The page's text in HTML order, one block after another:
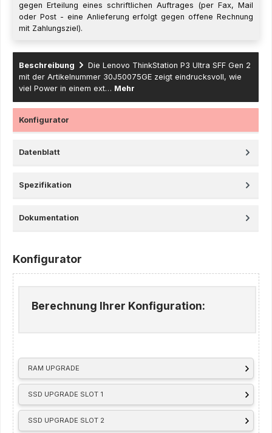
gegen Erteilung eines schriftlichen Auftrages (per Fax, Mail
oder Post - eine Anlieferung erfolgt gegen offene Rechnung
mit Zahlungsziel).
Beschreibung
Die Lenovo ThinkStation P3 Ultra SFF Gen 2
mit der Artikelnummer 30J50075GE zeigt eindrucksvoll, wie
viel Power in einem ext… Mehr
Konfigurator
Datenblatt
Spezifikation
Dokumentation
Konfigurator
RAM UPGRADE
SSD UPGRADE SLOT 1
SSD UPGRADE SLOT 2
Berechnung Ihrer Konfiguration: